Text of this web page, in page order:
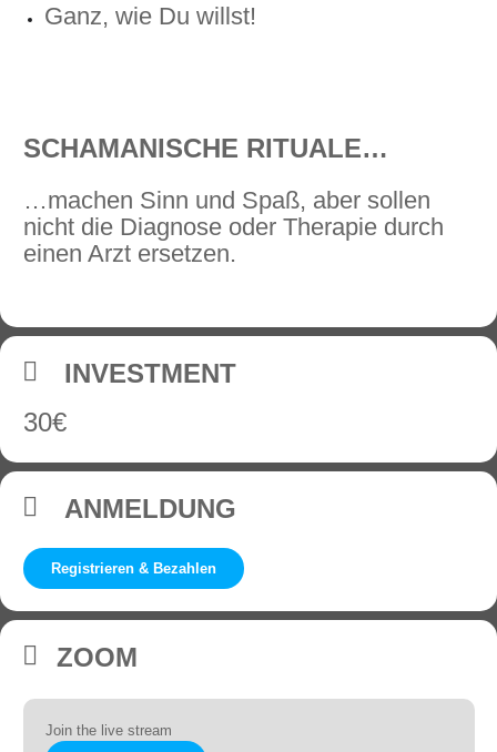
Ganz, wie Du willst!
SCHAMANISCHE RITUALE…
…machen Sinn und Spaß, aber sollen
nicht die Diagnose oder Therapie durch
einen Arzt ersetzen.
INVESTMENT
30€
ANMELDUNG
Registrieren & Bezahlen
ZOOM
Join the live stream